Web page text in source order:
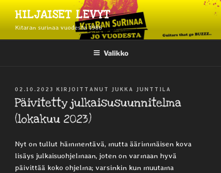
sisältöönHILJAISET LEVYT
Kitaran surinaa vuodesta 1986
Valikko
JULKAISTU
02.10.2023 KIRJOITTANUT JUKKA JUNTTILA
Päivitetty julkaisusuunnitelma
(lokakuu 2023)
Nyt on tullut hämmentävä, mutta äärimmäisen kova
lisäys julkaisuohjelmaan, joten on varmaan hyvä
päivittää koko ohjelma; varsinkin kun muutama